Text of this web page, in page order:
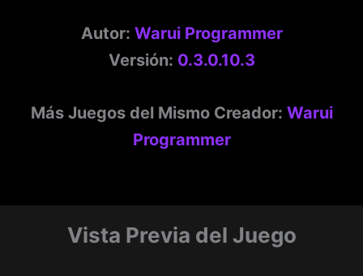
Autor: Warui Programmer
Versión: 0.3.0.10.3
Más Juegos del Mismo Creador: Warui
Programmer
Vista Previa del Juego